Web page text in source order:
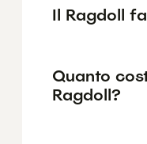
Il Ragdoll
Quanto
Ragdoll?